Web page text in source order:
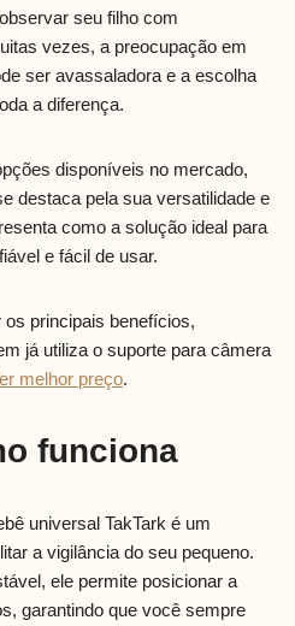
seu filho com
vezes, a preocupação em
ser avassaladora e a escolha
a diferença.
disponíveis no mercado,
destaca pela sua versatilidade e
como a solução ideal para
e fácil de usar.
principais benefícios,
já utiliza o suporte para câmera
melhor preço.
funciona
universal TakTark é um
a vigilância do seu pequeno.
ele permite posicionar a
garantindo que você sempre